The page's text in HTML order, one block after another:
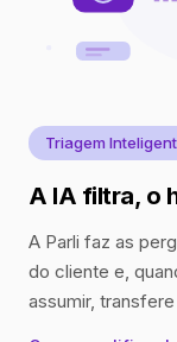
Triagem
A IA filtra, o
A Parli faz as
do cliente e,
assumir,